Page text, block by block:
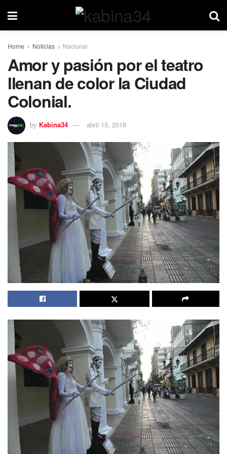
Home Noticias Nacional
Amor y pasión por el teatro
llenan de color la Ciudad
Colonial.
by Kabina34 abril 15, 2019